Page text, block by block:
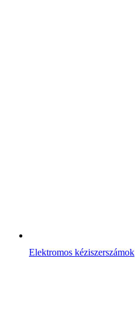
Elektromos kéziszerszámok